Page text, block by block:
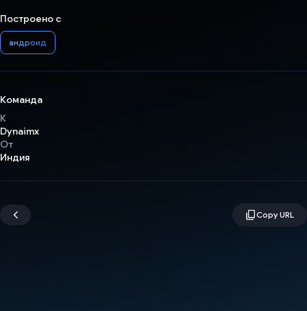
Построено с
андроид
Команда
К
Dynaimx
От
Индия